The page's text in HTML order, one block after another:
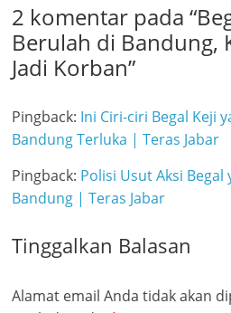
2 komentar pada “
Berulah di Bandung,
Jadi Korban”
Pingback: Ini Ciri-ciri Begal Keji
Bandung Terluka | Teras Jabar
Pingback: Polisi Usut Aksi
Bandung | Teras Jabar
Tinggalkan Balasan
Alamat email Anda tidak akan